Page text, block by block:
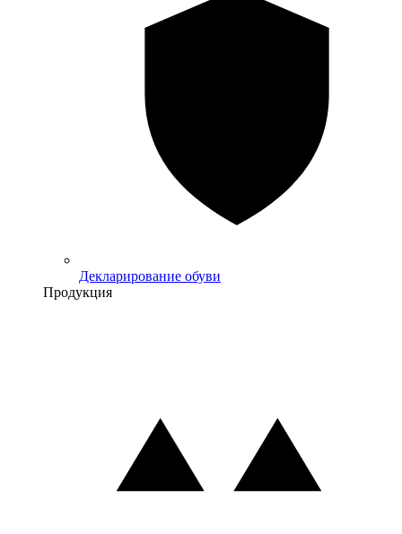
Декларирование обуви
Продукция